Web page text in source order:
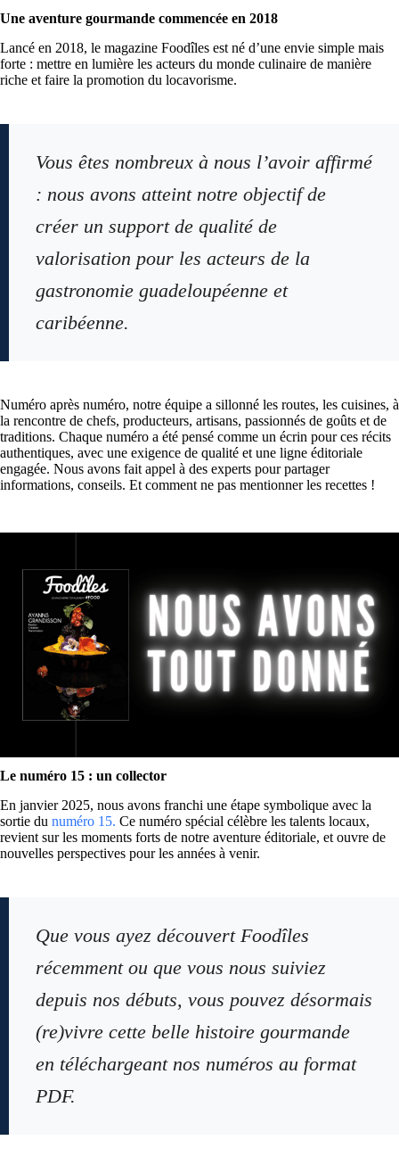
Une aventure gourmande commencée en 2018
Lancé en 2018, le magazine Foodîles est né d’une envie simple mais
forte : mettre en lumière les acteurs du monde culinaire de manière
riche et faire la promotion du locavorisme.
Vous êtes nombreux à nous l’avoir affirmé
: nous avons atteint notre objectif de
créer un support de qualité de
valorisation pour les acteurs de la
gastronomie guadeloupéenne et
caribéenne.
Numéro après numéro, notre équipe a sillonné les routes, les cuisines, à
la rencontre de chefs, producteurs, artisans, passionnés de goûts et de
traditions. Chaque numéro a été pensé comme un écrin pour ces récits
authentiques, avec une exigence de qualité et une ligne éditoriale
engagée. Nous avons fait appel à des experts pour partager
informations, conseils. Et comment ne pas mentionner les recettes !
Le numéro 15 : un collector
En janvier 2025, nous avons franchi une étape symbolique avec la
sortie du numéro 15. Ce numéro spécial célèbre les talents locaux,
revient sur les moments forts de notre aventure éditoriale, et ouvre de
nouvelles perspectives pour les années à venir.
Que vous ayez découvert Foodîles
récemment ou que vous nous suiviez
depuis nos débuts, vous pouvez désormais
(re)vivre cette belle histoire gourmande
en téléchargeant nos numéros au format
PDF.